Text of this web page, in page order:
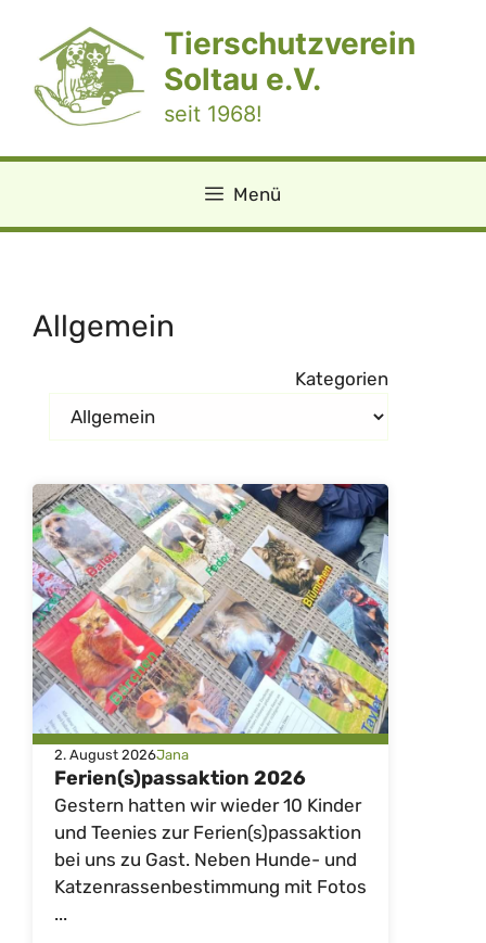
springen
Tierschutzverein
Soltau e.V.
seit 1968!
Menü
Allgemein
Kategorien
2. August 2026Jana
Ferien(s)passaktion 2026
Gestern hatten wir wieder 10 Kinder
und Teenies zur Ferien(s)passaktion
bei uns zu Gast. Neben Hunde- und
Katzenrassenbestimmung mit Fotos
...